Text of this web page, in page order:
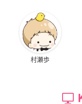
村瀬歩